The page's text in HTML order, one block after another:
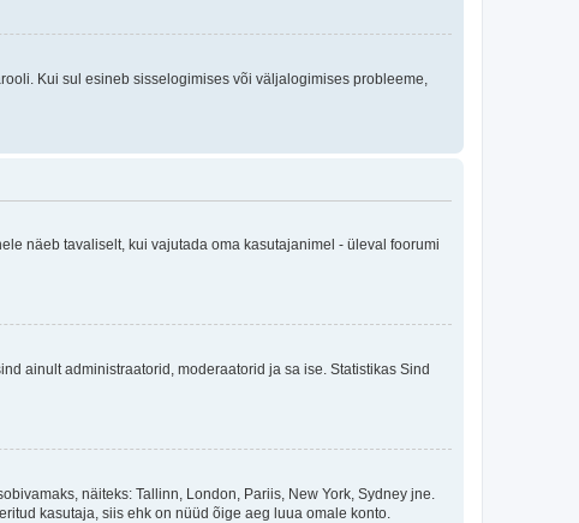
Kui sul esineb sisselogimises või väljalogimises probleeme,
näeb tavaliselt, kui vajutada oma kasutajanimel - üleval foorumi
ainult administraatorid, moderaatorid ja sa ise. Statistikas Sind
näiteks: Tallinn, London, Pariis, New York, Sydney jne.
kasutaja, siis ehk on nüüd õige aeg luua omale konto.